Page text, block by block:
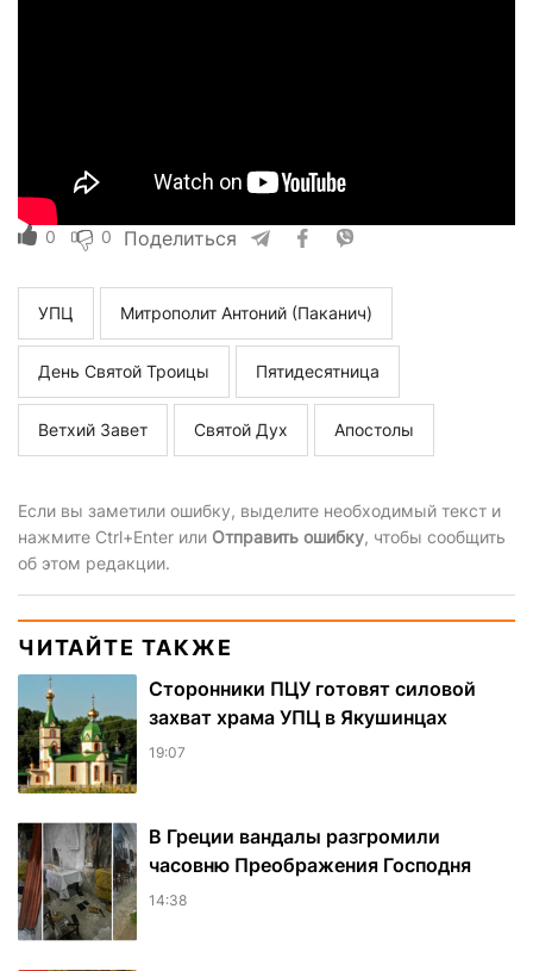
0 0 Поделиться
УПЦ Митрополит Антоний (Паканич)
День Святой Троицы Пятидесятница
Ветхий Завет Святой Дух Апостолы
Если вы заметили ошибку, выделите необходимый текст и
нажмите Ctrl+Enter или Отправить ошибку, чтобы сообщить
об этом редакции.
ЧИТАЙТЕ ТАКЖЕ
Сторонники ПЦУ готовят силовой
захват храма УПЦ в Якушинцах
19:07
В Греции вандалы разгромили
часовню Преображения Господня
14:38